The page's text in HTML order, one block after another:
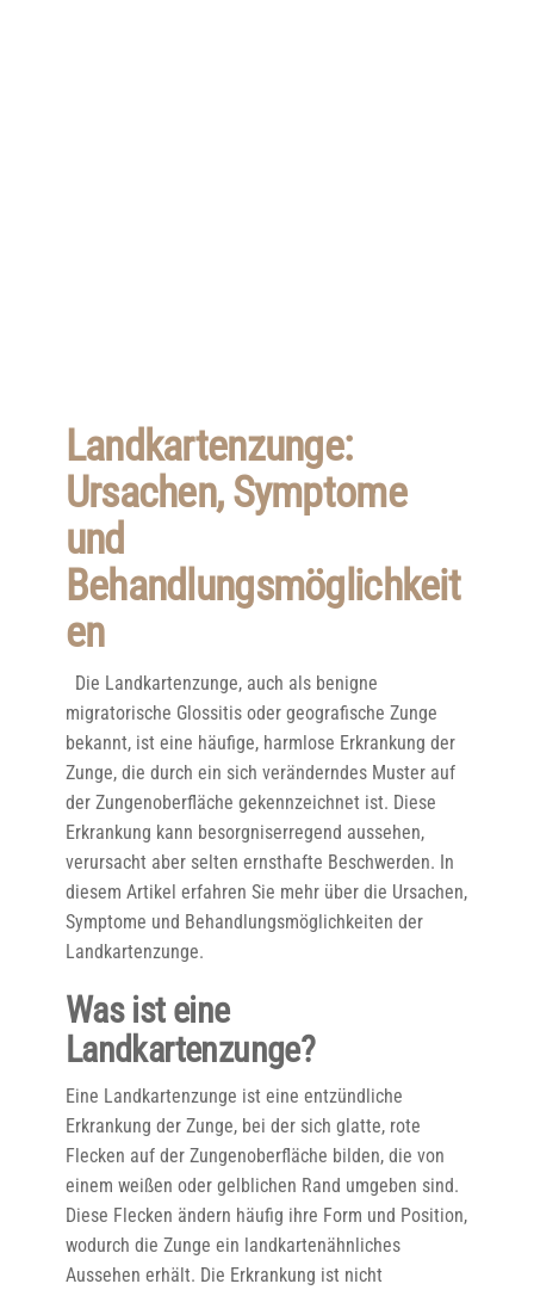
Landkartenzunge:
Ursachen, Symptome
und
Behandlungsmöglichkeit
en
Die Landkartenzunge, auch als benigne
migratorische Glossitis oder geografische Zunge
bekannt, ist eine häufige, harmlose Erkrankung der
Zunge, die durch ein sich veränderndes Muster auf
der Zungenoberfläche gekennzeichnet ist. Diese
Erkrankung kann besorgniserregend aussehen,
verursacht aber selten ernsthafte Beschwerden. In
diesem Artikel erfahren Sie mehr über die Ursachen,
Symptome und Behandlungsmöglichkeiten der
Landkartenzunge.
Was ist eine
Landkartenzunge?
Eine Landkartenzunge ist eine entzündliche
Erkrankung der Zunge, bei der sich glatte, rote
Flecken auf der Zungenoberfläche bilden, die von
einem weißen oder gelblichen Rand umgeben sind.
Diese Flecken ändern häufig ihre Form und Position,
wodurch die Zunge ein landkartenähnliches
Aussehen erhält. Die Erkrankung ist nicht